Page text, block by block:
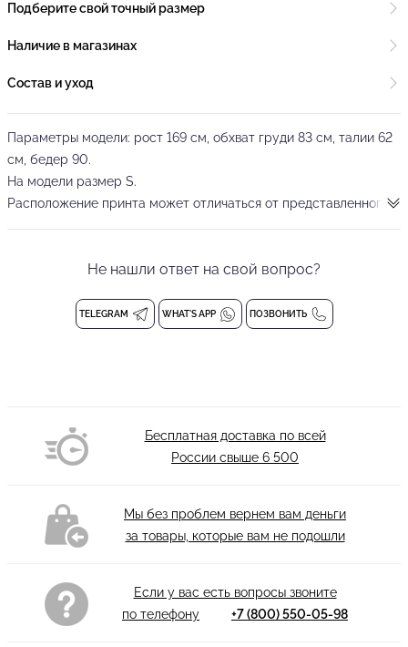
Подберите свой точный размер
Наличие в магазинах
Состав и уход
Параметры модели: рост 169 см, обхват груди 83 см, талии 62
см, бедер 90.
На модели размер S.
Расположение принта может отличаться от представленного
Оригинальный женский топ БЕЗ ЧАШЕЧЕК для танцев на запах
уникальном исполнении "на запах" с длинными рукавами, что
дарит комфорт, приносит образу элегантность, утонченность и
высококачественной фирменной эластичной ткани. Легко
стирается, не мнется и быстро сохнет. Не раздражает кожу
уверено себя чувствовать и на тренировках и в повседневной
жизни, позволяя сконцентрироваться на процессе.
Без чашечек
Состав: 94% полиэстер, 6% эластан
Не нашли ответ на свой вопрос?
TELEGRAM WHAT'S APP ПОЗВОНИТЬ
Бесплатная доставка по всей
России свыше 6 500
Мы без проблем вернем вам деньги
за товары, которые вам не подошли
Если у вас есть вопросы звоните
по телефону
+7 (800) 550-05-98